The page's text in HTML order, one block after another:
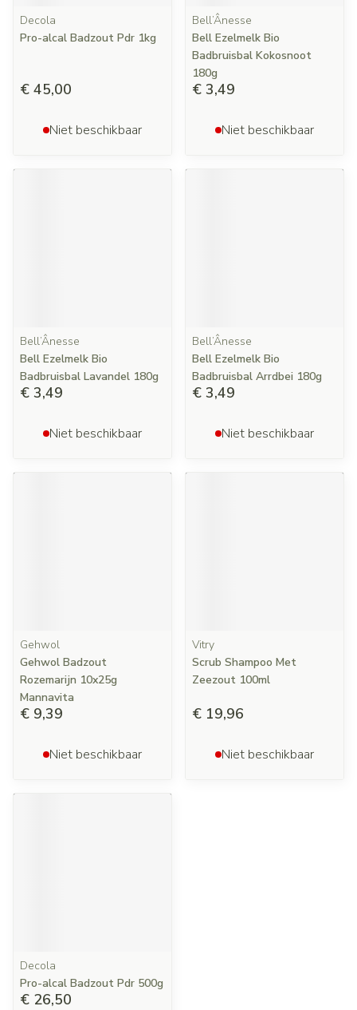
Decola
Pro-alcal Badzout Pdr 1kg
€ 45,00
Niet beschikbaar
Bell’Ânesse
Bell Ezelmelk Bio
Badbruisbal Kokosnoot
180g
€ 3,49
Niet beschikbaar
Bell’Ânesse
Bell Ezelmelk Bio
Badbruisbal Lavandel 180g
€ 3,49
Niet beschikbaar
Bell’Ânesse
Bell Ezelmelk Bio
Badbruisbal Arrdbei 180g
€ 3,49
Niet beschikbaar
Gehwol
Gehwol Badzout
Rozemarijn 10x25g
Mannavita
€ 9,39
Niet beschikbaar
Vitry
Scrub Shampoo Met
Zeezout 100ml
€ 19,96
Niet beschikbaar
Decola
Pro-alcal Badzout Pdr 500g
€ 26,50